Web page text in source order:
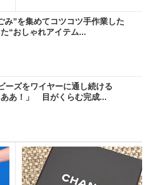
み”を集めてコツコツ手作業した
おしゃれアイテム...
ーズをワイヤーに通し続ける
あ！」 目がくらむ完成...